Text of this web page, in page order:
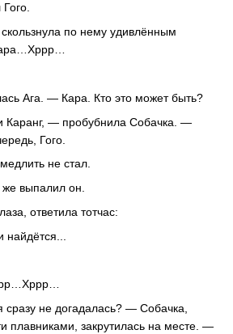
по нему удивлённым
Ага. — Кара. Кто это может быть?
— пробубнила Собачка. —
Гого.
не стал.
выпалил он.
ответила тотчас:
не догадалась? — Собачка,
плавниками, закрутилась на месте. —